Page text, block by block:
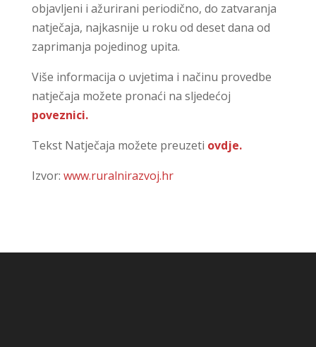
objavljeni i ažurirani periodično, do zatvaranja
natječaja, najkasnije u roku od deset dana od
zaprimanja pojedinog upita.
Više informacija o uvjetima i načinu provedbe
natječaja možete pronaći na sljedećoj
poveznici.
Tekst Natječaja možete preuzeti ovdje.
Izvor: www.ruralnirazvoj.hr